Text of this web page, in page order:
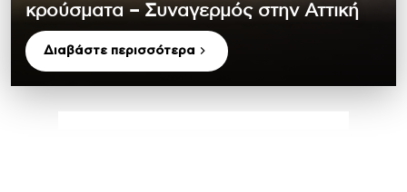
κρούσματα – Συναγερμός στην Αττική
Διαβάστε περισσότερα